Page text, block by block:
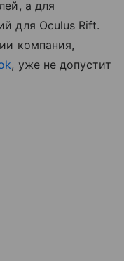
а для
для Oculus Rift.
компания,
, уже не допустит